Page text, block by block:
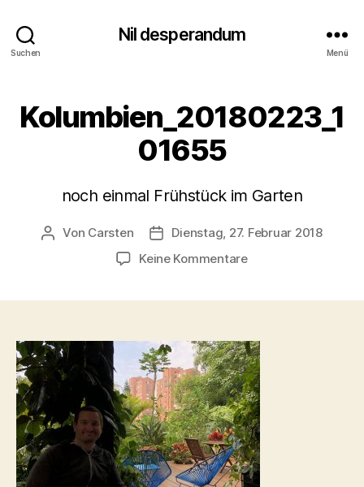
Suchen
Nil desperandum
Menü
Kolumbien_20180223_1
01655
noch einmal Frühstück im Garten
Beitragsautor
Von Carsten Veröffentlichungsdatum
Dienstag, 27. Februar 2018
Keine Kommentarezu